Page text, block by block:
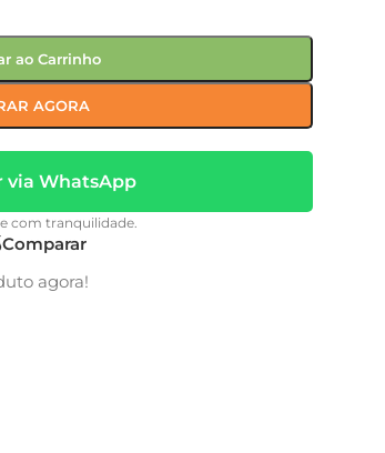
ao Carrinho
AGORA
via WhatsApp
com tranquilidade.
Comparar
agora!